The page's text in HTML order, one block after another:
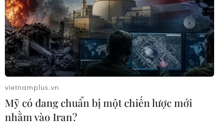
vietnamplus.vn
Mỹ có đang chuẩn bị một chiến lược mới
nhằm vào Iran?